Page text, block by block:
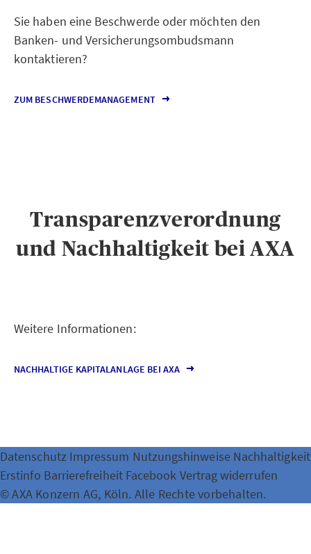
Sie haben eine Beschwerde oder möchten den
Banken- und Versicherungsombudsmann
kontaktieren?
ZUM BESCHWERDEMANAGEMENT
Transparenzverordnung
und Nachhaltigkeit bei AXA
Weitere Informationen:
NACHHALTIGE KAPITALANLAGE BEI AXA
Datenschutz Impressum Nutzungshinweise Nachhaltigkeit
Erstinfo Barrierefreiheit Facebook Vertrag widerrufen
© AXA Konzern AG, Köln. Alle Rechte vorbehalten.